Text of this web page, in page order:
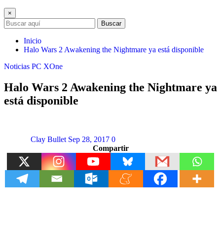
×
Buscar
Inicio
Halo Wars 2 Awakening the Nightmare ya está disponible
Noticias PC XOne
Halo Wars 2 Awakening the Nightmare ya
está disponible
Clay Bullet Sep 28, 2017 0
Compartir